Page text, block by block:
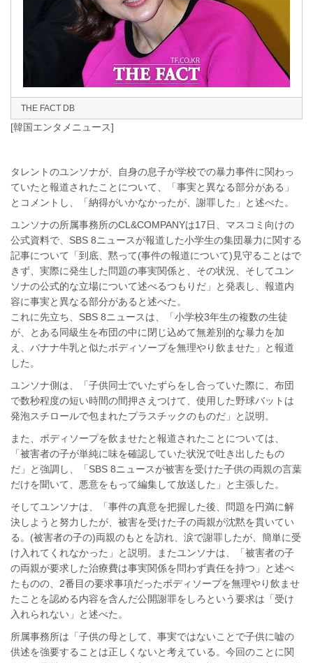
THE FACT DB
[韓国エンタメニュース]
タレントのユンソナが、自身の息子が学校での暴力事件に関わっ
ていたと報道されたことについて、「事実と異なる部分がある」
とコメントし、「納得がいかなかったが、謝罪した」と述べた。
ユンソナの所属事務所のCL&COMPANYは17日、マスコミ向けの
公式資料で、SBS 8ニュースが報道した小学生の集団暴力に関する
記事について「到底、黙って(事件の報道について)見守ることはで
きず、実際に発生した問題の事実関係と、その状況、そしてユン
ソナの公式的な立場について述べるつもりだ」と発表し、報道内
容に事実と異なる部分があると述べた。
これに先立ち、SBS 8ニュースは、「小学校3年生の複数の生徒
が、とある同級生を布団の中に閉じ込めて無差別的な暴力を加
え、バナナ牛乳と似たボディソープを無理やり飲ませた」と報道
した。
ユンソナ側は、「子供同士でいたずらをし合っていた際に、布団
で数秒程度の短い時間の間押さえつけて、使用した野球バットは
発泡スチロールで包まれたプラスチックのものだ」と説明。
また、ボディソープを飲ませたと報道されたことについては、
「被害者の子が単純に味を確認していた状況で吐き出したもの
だ」と強調し、「SBS 8ニュースが被害を受けた子供の両親の言葉
だけを聞いて、悪意をもって編集して放送した」と主張した。
そしてユンソナは、「事件の真意を把握した後、問題を円満に解
決しようと努力したが、被害を受けた子の両親が沈黙を貫いてい
る。(被害者の子の)両親のもとを訪れ、涙で謝罪したが、簡単に受
け入れてくれなかった」と説明。またユンソナは、「被害者の子
の両親が要求した治療費は事実関係を問わず責任を持つ」と述べ
たものの、2番目の要求事項だったボディソープを無理やり飲ませ
たことを認める内容を含んだ公開謝罪をしろという要求は「受け
入れられない」と述べた。
所属事務所は「子供の母として、事実ではないことで子供に嘘の
供述を強要することは正しくないと考えている。今回のことに関